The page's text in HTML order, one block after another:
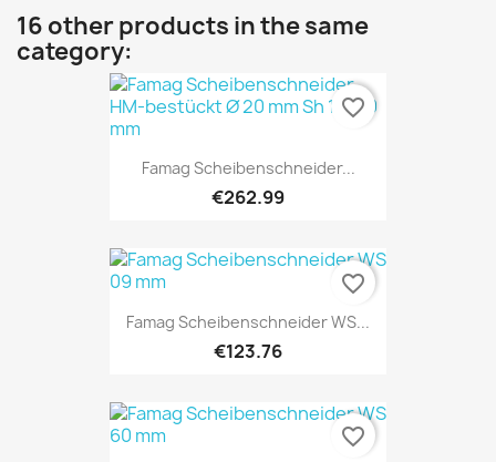
16 other products in the same
category:
Famag Scheibenschneider...
€262.99
favorite_border
Famag Scheibenschneider WS...
€123.76
favorite_border
favorite_border